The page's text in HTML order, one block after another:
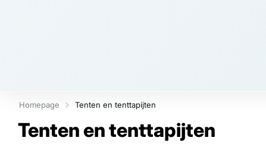
Homepage Tenten en tenttapijten
Tenten en tenttapijten